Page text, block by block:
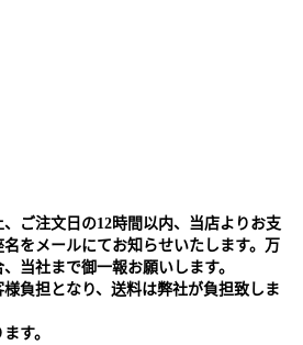
ご注文日の12時間以内、当店よりお支
をメールにてお知らせいたします。万
当社まで御一報お願いします。
負担となり、送料は弊社が負担致しま
す。